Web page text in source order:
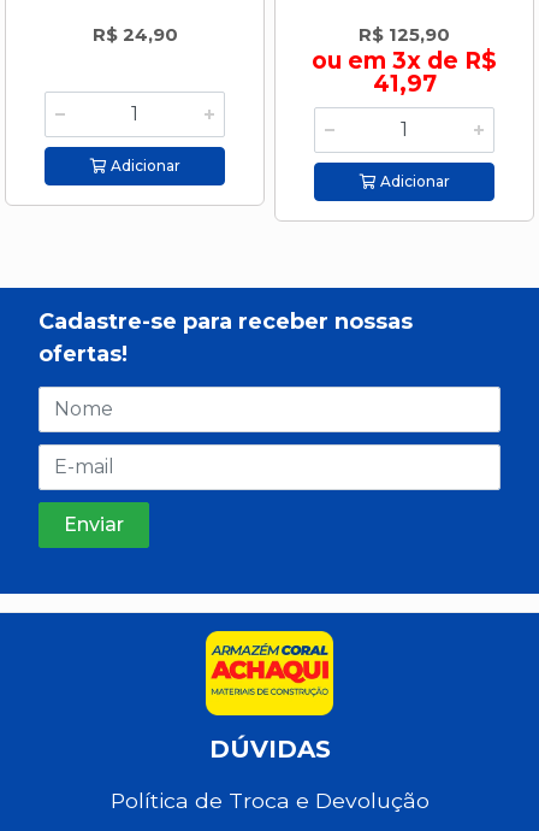
R$ 24,90
Adicionar
R$ 125,90
ou em 3x de R$
41,97
Adicionar
Cadastre-se para receber nossas
ofertas!
DÚVIDAS
Política de Troca e Devolução